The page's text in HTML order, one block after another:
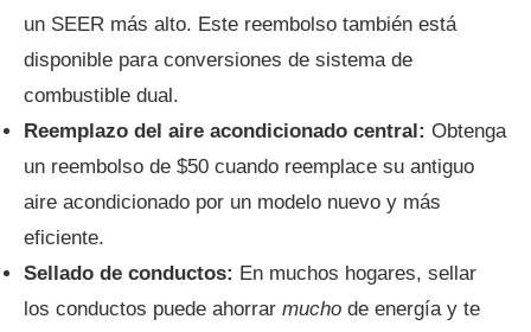
un SEER más alto. Este reembolso también está
disponible para conversiones de sistema de
combustible dual.
Reemplazo del aire acondicionado central: Obtenga
un reembolso de $50 cuando reemplace su antiguo
aire acondicionado por un modelo nuevo y más
eficiente.
Sellado de conductos: En muchos hogares, sellar
los conductos puede ahorrar mucho de energía y te